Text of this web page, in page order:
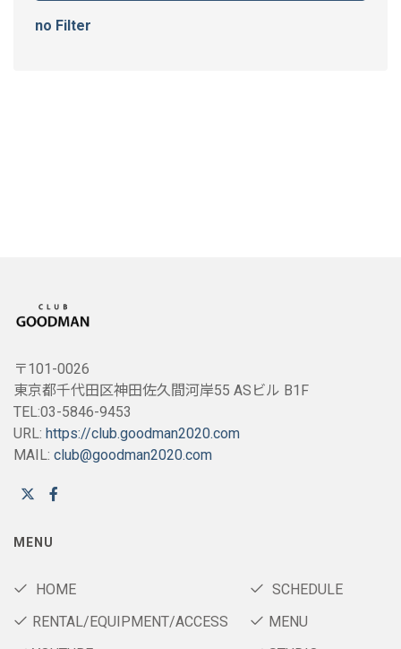
no Filter
〒101-0026
東京都千代田区神田佐久間河岸55 ASビル B1F
TEL:03-5846-9453
URL: https://club.goodman2020.com
MAIL: club@goodman2020.com
MENU
HOME
SCHEDULE
RENTAL/EQUIPMENT/ACCESS
MENU